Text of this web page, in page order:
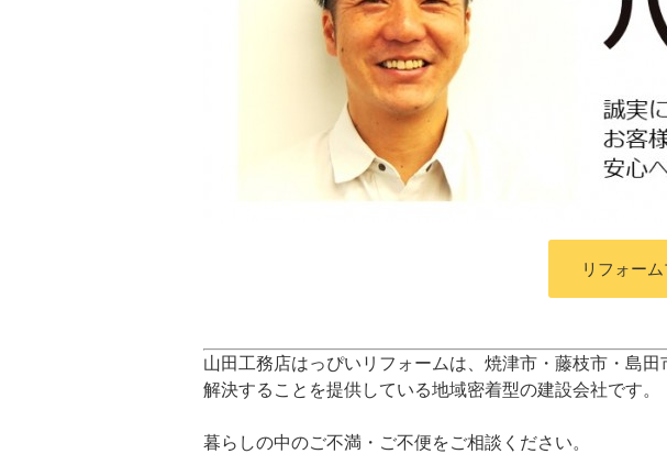
リフォー
山田工務店はっぴいリフォームは、焼津市・藤枝市・島
解決することを提供している地域密着型の建設会社です。
暮らしの中のご不満・ご不便をご相談ください。